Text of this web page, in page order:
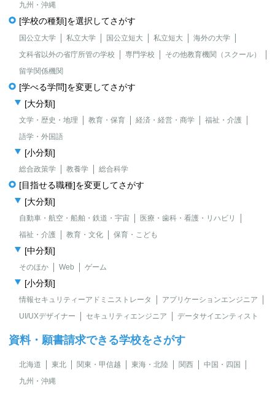
九州・沖縄
[学校の種類]を選択してさがす
国公立大学 私立大学 国公立短大 私立短大
海外の大学
文科省以外の省庁所管の学校
専門学校
その他教育機関（スクール）
留学関係機関
[学べる学問]を変更してさがす
[大分類]
文学・歴史・地理 教育・保育 経済・経営・商学
福祉・介護
語学・外国語
[小分類]
総合政策学 教養学 総合科学
[目指せる職種]を変更してさがす
[大分類]
自動車・航空・船舶・鉄道・宇宙
医療・歯科・看護・リハビリ
福祉・介護
教育・文化 保育・こども
[中分類]
そのほか Web ゲーム
[小分類]
情報セキュリティーアドミニストレータ
アプリケーションエンジニア
UI/UXデザイナー
セキュリティエンジニア データサイエンティスト
資料・願書請求できる学校をさがす
北海道 東北 関東・甲信越 東海・北陸 関西
中国・四国
九州・沖縄